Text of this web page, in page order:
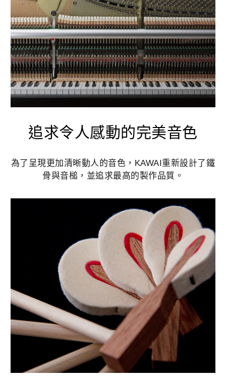
追求令人感動的完美音色
為了呈現更加清晰動人的音色，KAWAI重新設計了鐵
骨與音槌，並追求最高的製作品質。